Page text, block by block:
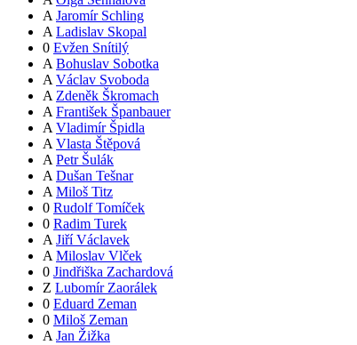
A Jaromír Schling
A Ladislav Skopal
0 Evžen Snítilý
A Bohuslav Sobotka
A Václav Svoboda
A Zdeněk Škromach
A František Španbauer
A Vladimír Špidla
A Vlasta Štěpová
A Petr Šulák
A Dušan Tešnar
A Miloš Titz
0 Rudolf Tomíček
0 Radim Turek
A Jiří Václavek
A Miloslav Vlček
0 Jindřiška Zachardová
Z Lubomír Zaorálek
0 Eduard Zeman
0 Miloš Zeman
A Jan Žižka